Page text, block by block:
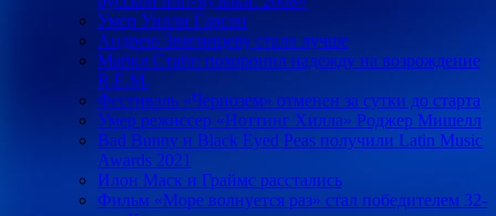
Умер Уилли Гарсон
Андрею Звягинцеву стало лучше
Майкл Стайп похоронил надежду на возрождение
R.E.M.
Фестиваль «Чернозем» отменен за сутки до старта
Умер режиссер «Ноттинг Хилла» Роджер Мишелл
Bad Bunny и Black Eyed Peas получили Latin Music
Awards 2021
Илон Маск и Граймс расстались
Фильм «Море волнуется раз» стал победителем 32-